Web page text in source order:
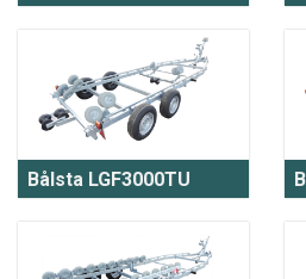
Bålsta LGF3000TU